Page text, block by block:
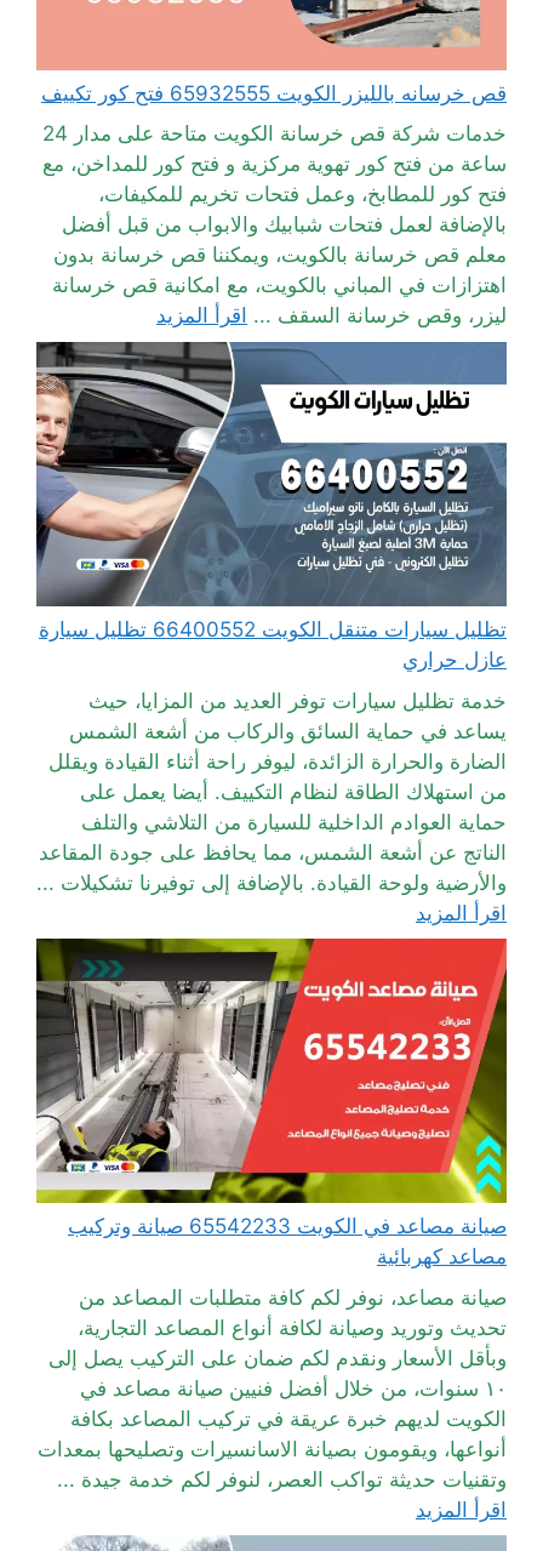
قص خرسانه بالليزر الكويت 65932555 فتح كور تكييف
خدمات شركة قص خرسانة الكويت متاحة على مدار 24
ساعة من فتح كور تهوية مركزية و فتح كور للمداخن، مع
فتح كور للمطابخ، وعمل فتحات تخريم للمكيفات،
بالإضافة لعمل فتحات شبابيك والابواب من قبل أفضل
معلم قص خرسانة بالكويت، ويمكننا قص خرسانة بدون
اهتزازات في المباني بالكويت، مع امكانية قص خرسانة
ليزر، وقص خرسانة السقف ... اقرأ المزيد
تظليل سيارات متنقل الكويت 66400552 تظليل سيارة
عازل حراري
خدمة تظليل سيارات توفر العديد من المزايا، حيث
يساعد في حماية السائق والركاب من أشعة الشمس
الضارة والحرارة الزائدة، ليوفر راحة أثناء القيادة ويقلل
من استهلاك الطاقة لنظام التكييف. أيضا يعمل على
حماية العوادم الداخلية للسيارة من التلاشي والتلف
الناتج عن أشعة الشمس، مما يحافظ على جودة المقاعد
والأرضية ولوحة القيادة. بالإضافة إلى توفيرنا تشكيلات ...
اقرأ المزيد
صيانة مصاعد في الكويت 65542233 صيانة وتركيب
مصاعد كهربائية
صيانة مصاعد، نوفر لكم كافة متطلبات المصاعد من
تحديث وتوريد وصيانة لكافة أنواع المصاعد التجارية،
وبأقل الأسعار ونقدم لكم ضمان على التركيب يصل إلى
١٠ سنوات، من خلال أفضل فنيين صيانة مصاعد في
الكويت لديهم خبرة عريقة في تركيب المصاعد بكافة
أنواعها، ويقومون بصيانة الاسانسيرات وتصليحها بمعدات
وتقنيات حديثة تواكب العصر، لنوفر لكم خدمة جيدة ...
اقرأ المزيد